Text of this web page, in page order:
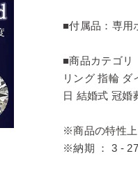
■付属品：専用
■商品カテゴリ
リング 指輪 ダ
日 結婚式 冠婚
※商品の特性
※納期 ： 3 -